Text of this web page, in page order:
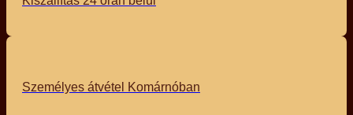
Személyes átvétel Komárnóban